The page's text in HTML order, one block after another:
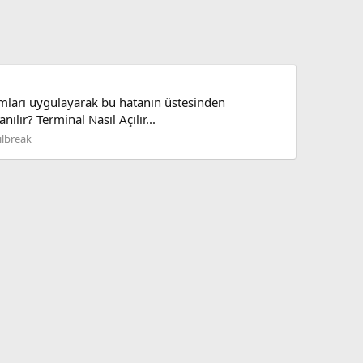
uygulayarak bu hatanın üstesinden
Terminal Nasıl Açılır...